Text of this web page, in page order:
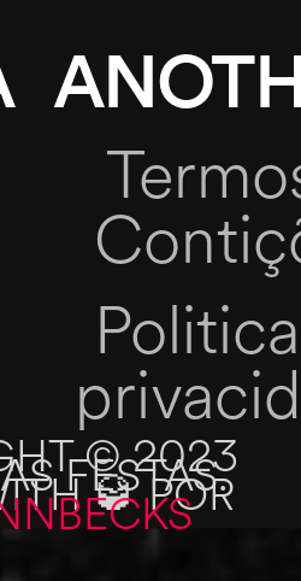
© 2023
FESTAS.
🥃 POR